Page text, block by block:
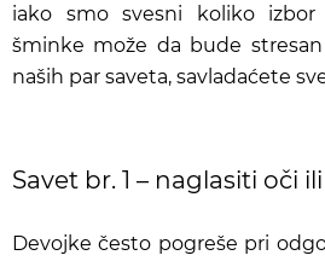
iako smo svesni koliko
šminke može da bude
naših par saveta, savladaćete
Savet br. 1 – naglasiti oči
Devojke često pogreše pri